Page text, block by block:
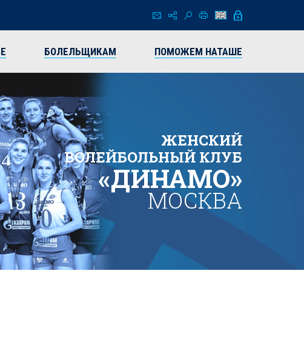
БОЛЕЛЬЩИКАМ ПОМОЖЕМ НАТАШЕ
ЖЕНСКИЙ
ВОЛЕЙБОЛЬНЫЙ КЛУБ
«ДИНАМО»
МОСКВА